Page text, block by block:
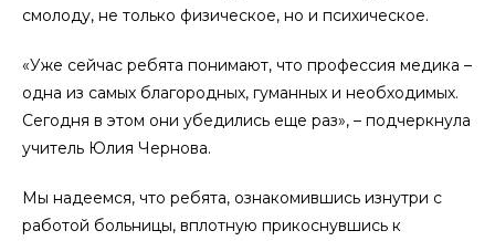
смолоду, не только физическое, но и психическое.
«Уже сейчас ребята понимают, что профессия медика –
одна из самых благородных, гуманных и необходимых.
Сегодня в этом они убедились еще раз», – подчеркнула
учитель Юлия Чернова.
Мы надеемся, что ребята, ознакомившись изнутри с
работой больницы, вплотную прикоснувшись к